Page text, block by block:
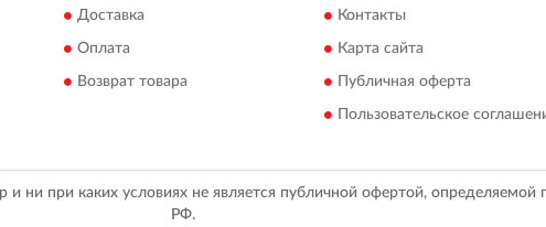
Доставка
Оплата
Возврат товара
Контакты
Карта сайта
Публичная оферта
Пользовательское
ни при каких условиях не является публичной офертой,
РФ.